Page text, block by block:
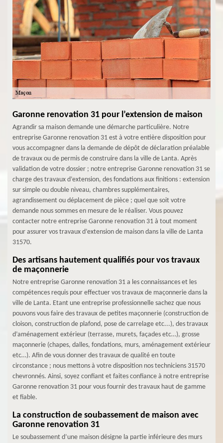
Garonne renovation 31 pour l’extension de maison
Agrandir sa maison demande une démarche particulière. Notre
entreprise Garonne renovation 31 est à votre entière disposition pour
vous accompagner dans la demande de dépôt de déclaration préalable
de travaux ou de permis de construire dans la ville de Lanta. Après
validation de votre dossier ; notre entreprise Garonne renovation 31 se
charge des travaux d’extension, des fondations aux finitions : extension
sur simple ou double niveau, chambres supplémentaires,
agrandissement ou déplacement de pièce ; quel que soit votre
demande nous sommes en mesure de le réaliser. Vous pouvez
contacter notre entreprise Garonne renovation 31 à tout moment
pour assurer vos travaux d’extension de maison dans la ville de Lanta
31570.
Des artisans hautement qualifiés pour vos travaux
de maçonnerie
Notre entreprise Garonne renovation 31 a les connaissances et les
compétences requis pour effectuer vos travaux de maçonnerie dans la
ville de Lanta. Etant une entreprise professionnelle sachez que nous
pouvons vous faire des travaux de petites maçonnerie (construction de
cloison, construction de plafond, pose de carrelage etc...), des travaux
d’aménagement extérieur (terrasse, murets, façades etc…), grosse
maçonnerie (chapes, dalles, fondations, murs, aménagement extérieur
etc…). Afin de vous donner des travaux de qualité en toute
circonstance ; nous mettons à votre disposition nos techniciens 31570
chevronnés. Ainsi, soyez confiant et faites confiance à notre entreprise
Garonne renovation 31 pour vous fournir des travaux haut de gamme
et fiable.
La construction de soubassement de maison avec
Garonne renovation 31
Le soubassement d’une maison désigne la partie inférieure des murs